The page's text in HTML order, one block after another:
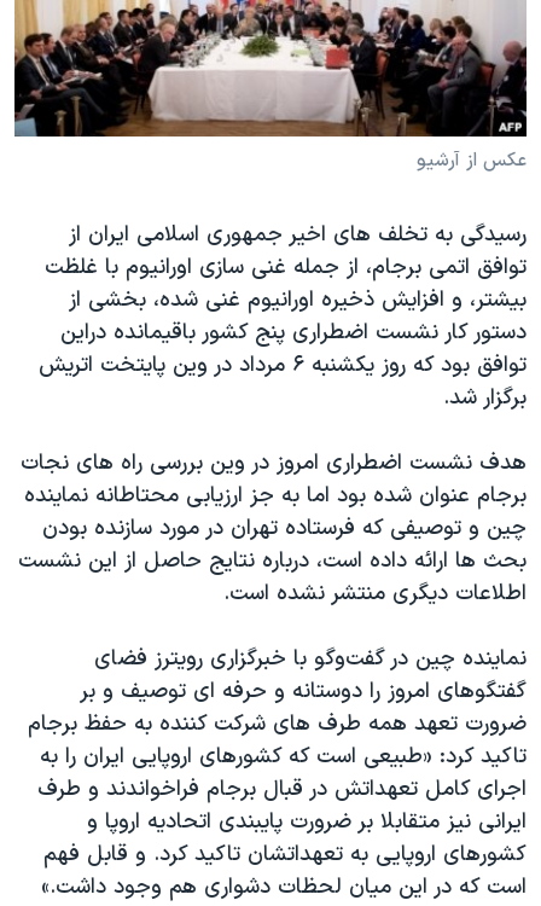
فرهنگ و زندگی
حقوق شهروندی
اقتصادی
علم و فناوری
گالری عکس
آرشیو پخش زنده
مستندها
انتخابات ریاست جمهوری آمریکا ۲۰۲۴
حمله جمهوری اسلامی به اسرائیل
رمز مهسا
اعتراضات زن، زندگی، آزادی
مجموعه مستندهای دادخواهی
تریبونال مردمی آبان ۹۸
دادگاه حمید نوری
چهل سال گروگان‌گیری
قانون شفافیت دارائی کادر رهبری ایران
اعتراضات مردمی آبان ۹۸
اسرائیل در جنگ
نرگس محمدی برنده جایزه نوبل صلح
صفحه‌های ویژه
سفر پرزیدنت ترامپ به چین
دنبال کنید
عکس از آرشیو
رسیدگی به تخلف های اخیر جمهوری اسلامی ایران از
توافق اتمی برجام، از جمله غنی سازی اورانیوم با غلظت
بیشتر، و افزایش ذخیره اورانیوم غنی شده، بخشی از
دستور کار نشست اضطراری پنج کشور باقیمانده دراین
توافق بود که روز یکشنبه ۶ مرداد در وین پایتخت اتریش
برگزار شد.
هدف نشست اضطراری امروز در وین بررسی راه های نجات
برجام عنوان شده بود اما به جز ارزیابی محتاطانه نماینده
چین و توصیفی که فرستاده تهران در مورد سازنده بودن
بحث ها ارائه داده است، درباره نتایج حاصل از این نشست
اطلاعات دیگری منتشر نشده است.
نماینده چین در گفت‌وگو با خبرگزاری رویترز فضای
گفتگوهای امروز را دوستانه و حرفه ای توصیف و بر
ضرورت تعهد همه طرف های شرکت کننده به حفظ برجام
تاکید کرد: «طبیعی است که کشورهای اروپایی ایران را به
اجرای کامل تعهداتش در قبال برجام فراخواندند و طرف
ایرانی نیز متقابلا بر ضرورت پایبندی اتحادیه اروپا و
کشورهای اروپایی به تعهداتشان تاکید کرد. و قابل فهم
است که در این میان لحظات دشواری هم وجود داشت.»